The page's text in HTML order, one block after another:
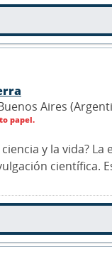
Aires
papel.
y la vida?
científica.